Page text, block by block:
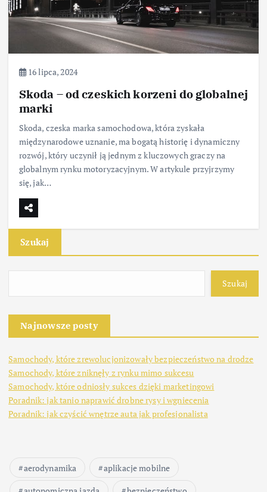
16 lipca, 2024
Skoda – od czeskich korzeni do globalnej
marki
Skoda, czeska marka samochodowa, która zyskała
międzynarodowe uznanie, ma bogatą historię i dynamiczny
rozwój, który uczynił ją jednym z kluczowych graczy na
globalnym rynku motoryzacyjnym. W artykule przyjrzymy
się, jak…
Szukaj
Szukaj
Najnowsze posty
Samochody, które zrewolucjonizowały bezpieczeństwo na drodze
Samochody, które zniknęły z rynku mimo sukcesu
Samochody, które odniosły sukces dzięki marketingowi
Poradnik: jak tanio naprawić drobne rysy i wgniecenia
Poradnik: jak czyścić wnętrze auta jak profesjonalista
aerodynamika
aplikacje mobilne